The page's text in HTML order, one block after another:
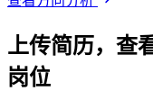
上传简历，查
岗位